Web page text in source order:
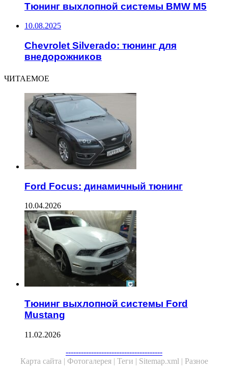
Тюнинг выхлопной системы BMW M5
10.08.2025
Chevrolet Silverado: тюнинг для
внедорожников
ЧИТАЕМОЕ
Ford Focus: динамичный тюнинг
10.04.2026
Тюнинг выхлопной системы Ford
Mustang
11.02.2026
--------------------------------------
Карта сайта | Фотогалерея | Теги | Sitemap.xml | Разное